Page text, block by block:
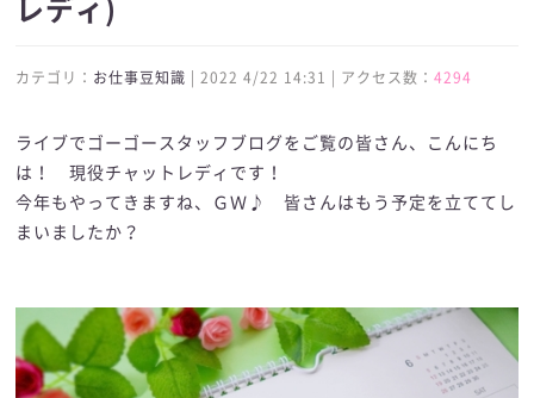
レディ)
カテゴリ： お仕事豆知識 | 2022 4/22 14:31 | アクセス数：4294
ライブでゴーゴースタッフブログをご覧の皆さん、こんにち
は！ 現役チャットレディです！
今年もやってきますね、ＧＷ♪ 皆さんはもう予定を立ててし
まいましたか？